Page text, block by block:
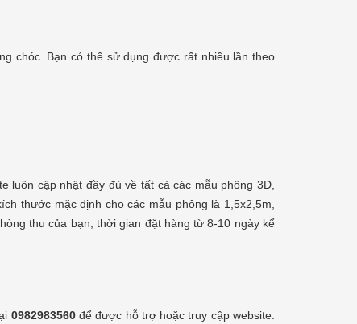
Tổng hợp phông nền 3D 2018 -
2019 (Phần 17)
Lee Nguyen
07/07/2018
chóc. Bạn có thể sử dụng được rất nhiều lần theo
luôn cập nhật đầy đủ về tất cả các mẫu phông 3D,
thước mặc định cho các mẫu phông là 1,5x2,5m,
thu của bạn, thời gian đặt hàng từ 8-10 ngày kể
0982983560để được hỗ trợ hoặc truy cậpwebsite: